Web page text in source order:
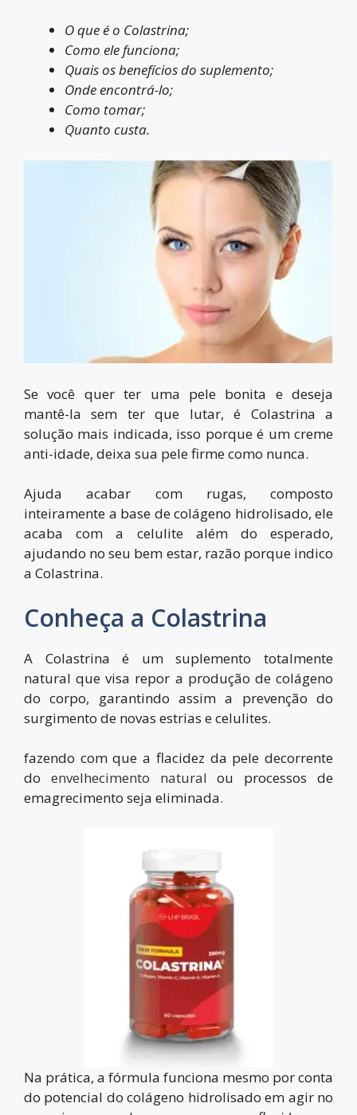
O que é o Colastrina;
Como ele funciona;
Quais os benefícios do suplemento;
Onde encontrá-lo;
Como tomar;
Quanto custa.
Se você quer ter uma pele bonita e deseja
mantê-la sem ter que lutar, é Colastrina a
solução mais indicada, isso porque é um creme
anti-idade, deixa sua pele firme como nunca.
Ajuda acabar com rugas, composto
inteiramente a base de colágeno hidrolisado, ele
acaba com a celulite além do esperado,
ajudando no seu bem estar, razão porque indico
a Colastrina.
Conheça a Colastrina
A Colastrina é um suplemento totalmente
natural que visa repor a produção de colágeno
do corpo, garantindo assim a prevenção do
surgimento de novas estrias e celulites.
fazendo com que a flacidez da pele decorrente
do envelhecimento natural ou processos de
emagrecimento seja eliminada.
Na prática, a fórmula funciona mesmo por conta
do potencial do colágeno hidrolisado em agir no